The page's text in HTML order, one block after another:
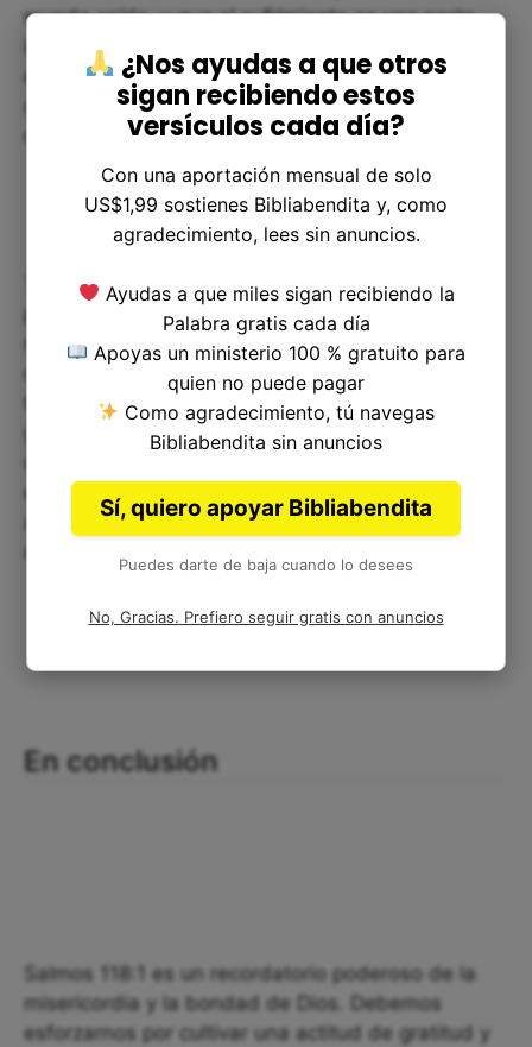
mundo caído, y que el sufrimiento es una parte
inevitable de la vida. Sin embargo, Dios promete
estar allí para nosotros en medio de nuestras
dificultades, y su misericordia siempre está
disponible para nosotros.
También podemos tener preguntas sobre cómo
podemos experimentar la misericordia de Dios en
nuestras propias vidas. Es importante recordar
que la misericordia de Dios no es algo que
tengamos que ganar o merecer. Es un regalo
gratuito que Dios está dispuesto a dar a
experimentar la misericordia de Dios, debemos
acudir a él con humildad y confianza, sabiendo
En conclusión
Salmos 118:1 es un recordatorio poderoso de la
misericordia y la bondad de Dios. Debemos
esforzarnos por cultivar una actitud de gratitud y
¿Nos ayudas a que otros
sigan recibiendo estos
versículos cada día?
Con una aportación mensual de solo
US$1,99 sostienes Bibliabendita y, como
agradecimiento, lees sin anuncios.
Ayudas a que miles sigan recibiendo la
Palabra gratis cada día
Apoyas un ministerio 100 % gratuito para
quien no puede pagar
Como agradecimiento, tú navegas
Bibliabendita sin anuncios
Sí, quiero apoyar Bibliabendita
Puedes darte de baja cuando lo desees
No, Gracias. Prefiero seguir gratis con anuncios